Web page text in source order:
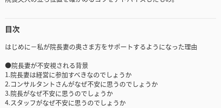
目次
はじめに－私が院長妻の奥さま方をサポートするようになった理由
●院長妻が不安視される背景
1.院長妻は経営に参加すべきなのでしょうか
2.コンサルタントさんがなぜ不安に思うのでしょうか
3.院長がなぜ不安に思うのでしょうか
4.スタッフがなぜ不安に思うのでしょうか